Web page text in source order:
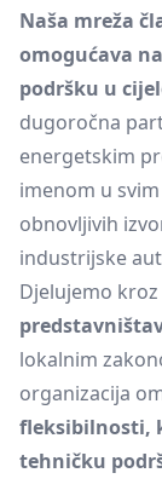
Naša mreža
omogućava
podršku u
dugoročna
energetskim
imenom u
obnovljivih
industrijske
Djelujemo kroz
lokalnim
organizacija
fleksibilnosti,
tehničku